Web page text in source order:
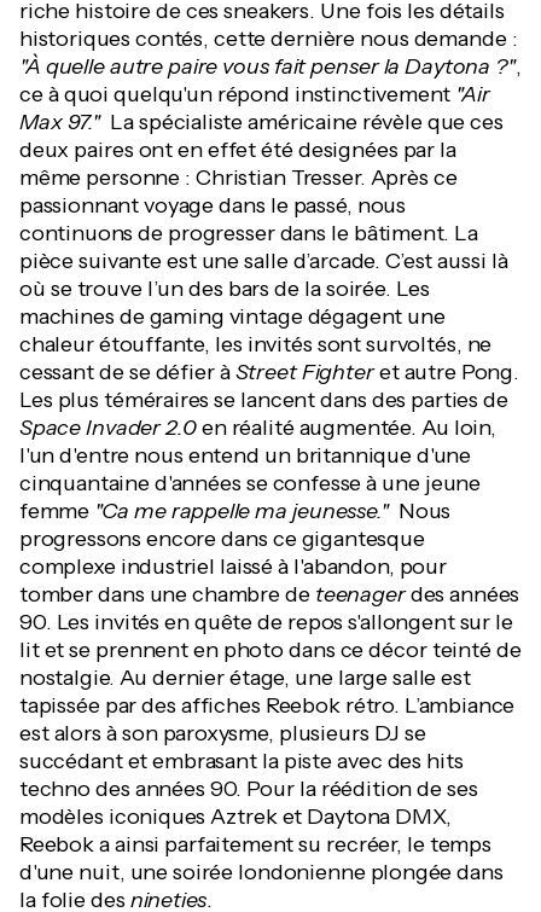
riche histoire de ces sneakers. Une fois les détails
historiques contés, cette dernière nous demande :
"À quelle autre paire vous fait penser la Daytona ?",
ce à quoi quelqu'un répond instinctivement "Air
Max 97."La spécialiste américaine révèle que ces
deux paires ont en effet été designées par la
même personne : Christian Tresser. Après ce
passionnant voyage dans le passé, nous
continuons de progresser dans le bâtiment. La
pièce suivante est une salle d’arcade. C’est aussi là
où se trouve l’un des bars de la soirée. Les
machines de gaming vintage dégagent une
chaleur étouffante, les invités sont survoltés, ne
cessant de se défier àStreet Fighteret autre Pong.
Les plus téméraires se lancent dans des parties de
Space Invader 2.0en réalité augmentée. Au loin,
l'un d'entre nous entend un britannique d'une
cinquantaine d'années se confesse à une jeune
femme "Ca me rappelle ma jeunesse." Nous
progressons encore dans ce gigantesque
complexe industriel laissé à l'abandon, pour
tomber dans une chambre de teenagerdes années
90. Les invités en quête de repos s'allongent sur le
lit et se prennent en photo dans ce décor teinté de
nostalgie. Au dernier étage, une large salle est
tapissée par des affiches Reebok rétro. L’ambiance
est alors à son paroxysme, plusieurs DJ se
succédant et embrasant la piste avec des hits
techno des années 90. Pour la réédition de ses
modèles iconiques Aztrek et Daytona DMX,
Reebok a ainsi parfaitement su recréer, le temps
d'une nuit, une soirée londonienne plongée dans
la folie des nineties.